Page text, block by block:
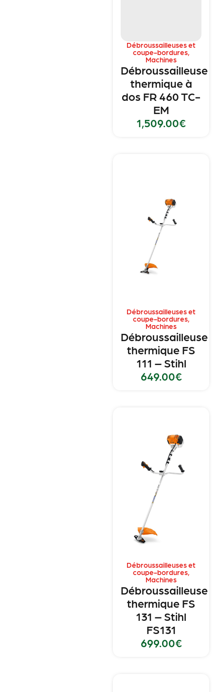
Débroussailleuses et
coupe-bordures,
Machines
Débroussailleuse
thermique à
dos FR 460 TC-
EM
1,509.00€
Débroussailleuses et
coupe-bordures,
Machines
Débroussailleuse
thermique FS
111 – Stihl
649.00€
Débroussailleuses et
coupe-bordures,
Machines
Débroussailleuse
thermique FS
131 – Stihl
FS131
699.00€